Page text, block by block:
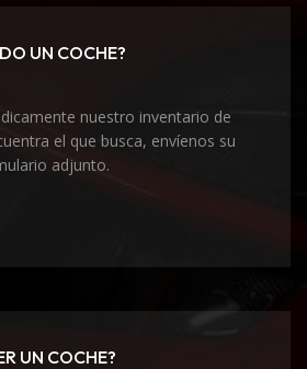
UN COCHE?
nuestro inventario de
el que busca, envíenos su
adjunto.
UN COCHE?